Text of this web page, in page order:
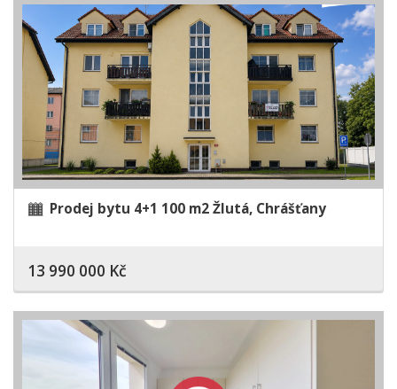
Prodej bytu 4+1 100 m2 Žlutá, Chrášťany
13 990 000 Kč